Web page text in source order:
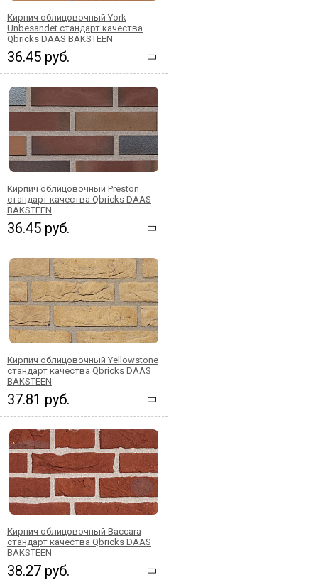
Кирпич облицовочный York
Unbesandet стандарт качества
Qbricks DAAS BAKSTEEN
36.45 руб.
Кирпич облицовочный Preston
стандарт качества Qbricks DAAS
BAKSTEEN
36.45 руб.
Кирпич облицовочный Yellowstone
стандарт качества Qbricks DAAS
BAKSTEEN
37.81 руб.
Кирпич облицовочный Baccara
стандарт качества Qbricks DAAS
BAKSTEEN
38.27 руб.